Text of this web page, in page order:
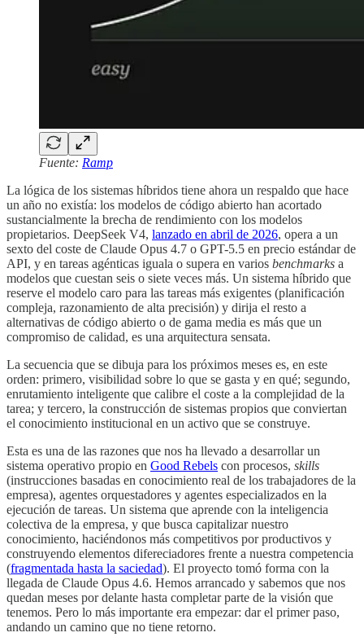
Fuente: Ramp
La lógica de los sistemas híbridos tiene ahora un respaldo que hace
un año no existía: los modelos de código abierto han acortado
sustancialmente la brecha de rendimiento con los modelos
propietarios. DeepSeek V4, lanzado en abril de 2026, opera a un
sexto del coste de Claude Opus 4.7 o GPT-5.5 en precio estándar de
API, y en tareas agénticas iguala o supera en varios benchmarks a
modelos que cuestan seis o siete veces más. Un sistema híbrido que
reserve el modelo caro para las tareas más exigentes (planificación
compleja, razonamiento de alta precisión) y dirija el resto a
alternativas de código abierto o de gama media es más que un
compromiso de calidad, es una arquitectura sensata.
La secuencia que se dibuja para los próximos meses es, en este
orden: primero, visibilidad sobre lo que se gasta y en qué; segundo,
enrutamiento inteligente que calibre el coste a la complejidad de la
tarea; y tercero, la construcción de sistemas propios que conviertan
el conocimiento institucional en un activo que se construye.
Esta es una de las razones que nos ha llevado a desarrollar un
sistema operativo propio en Good Rebels con procesos, skills
(instrucciones basadas en conocimiento real de los trabajadores de la
empresa), agentes orquestadores y agentes especializados en la
ejecución de tareas. Un sistema que aprende con la inteligencia
colectiva de la empresa, y que busca capitalizar nuestro
conocimiento, haciéndonos más competitivos por productivos y
construyendo elementos difereciadores frente a nuestra competencia
(fragmentada hasta la saciedad). El proyecto tomó forma con la
llegada de Claude Opus 4.6. Hemos arrancado y sabemos que nos
quedan meses por delante hasta completar parte de la visión que
tenemos. Pero lo más importante era empezar: dar el primer paso,
andando un camino que no tiene retorno.